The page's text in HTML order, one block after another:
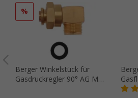
%
Berger Winkelstück für
Gasdruckregler 90° AG M20